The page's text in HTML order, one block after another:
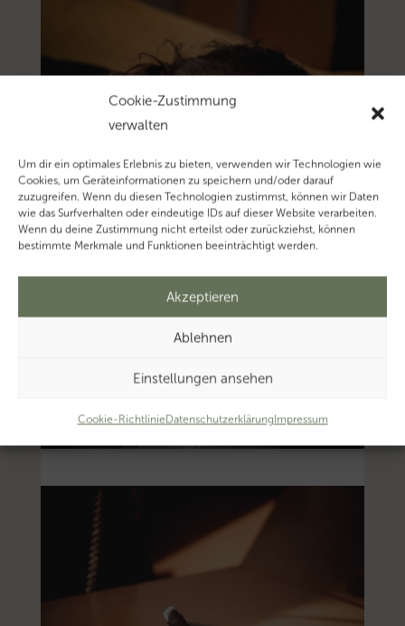
Cookie-Zustimmung
verwalten
Um dir ein optimales Erlebnis zu bieten, verwenden wir Technologien wie
Cookies, um Geräteinformationen zu speichern und/oder darauf
zuzugreifen. Wenn du diesen Technologien zustimmst, können wir Daten
wie das Surfverhalten oder eindeutige IDs auf dieser Website verarbeiten.
Wenn du deine Zustimmung nicht erteilst oder zurückziehst, können
bestimmte Merkmale und Funktionen beeinträchtigt werden.
Akzeptieren
Ablehnen
Einstellungen ansehen
Cookie-RichtlinieDatenschutzerklärungImpressum